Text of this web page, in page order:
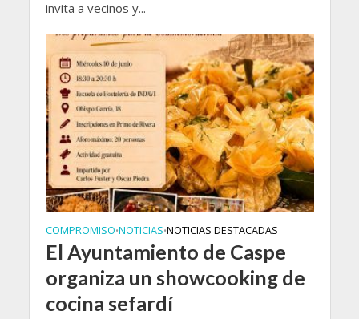
invita a vecinos y...
COMPROMISO•NOTICIAS•NOTICIAS DESTACADAS
El Ayuntamiento de Caspe
organiza un showcooking de
cocina sefardí